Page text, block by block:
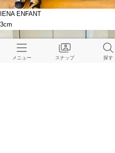
IENA ENFANT
3cm
メニュー スナップ 探す